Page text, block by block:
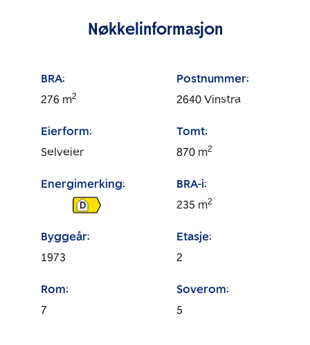
Nøkkelinformasjon
BRA:
276 m2
Postnummer:
2640 Vinstra
Eierform:
Selveier
Tomt:
870 m2
Energimerking:
D
BRA-i:
235 m2
Byggeår:
1973
Etasje:
2
Rom:
7
Soverom:
5